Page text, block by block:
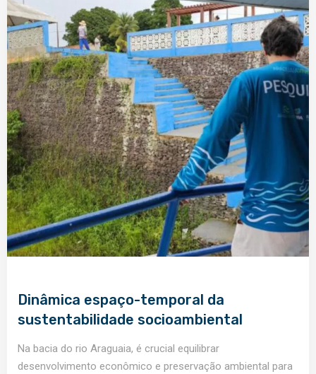
Dinâmica espaço-temporal da
sustentabilidade socioambiental
Na bacia do rio Araguaia, é crucial equilibrar
desenvolvimento econômico e preservação ambiental para